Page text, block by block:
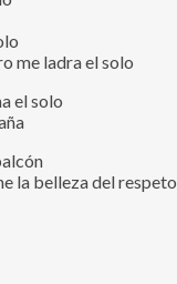
me ladra el solo
el solo
la belleza del respeto